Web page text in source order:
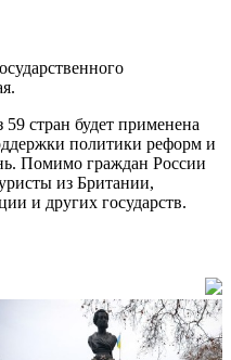
стран будет применена
политики реформ и
Помимо граждан России
из Британии,
и других государств.